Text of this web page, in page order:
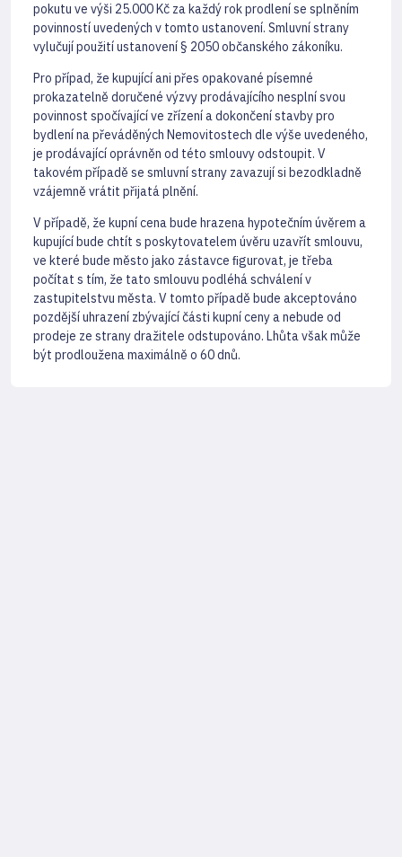
pokutu ve výši 25.000 Kč za každý rok prodlení se splněním
povinností uvedených v tomto ustanovení. Smluvní strany
vylučují použití ustanovení § 2050 občanského zákoníku.
Pro případ, že kupující ani přes opakované písemné
prokazatelně doručené výzvy prodávajícího nesplní svou
povinnost spočívající ve zřízení a dokončení stavby pro
bydlení na převáděných Nemovitostech dle výše uvedeného,
je prodávající oprávněn od této smlouvy odstoupit. V
takovém případě se smluvní strany zavazují si bezodkladně
vzájemně vrátit přijatá plnění.
V případě, že kupní cena bude hrazena hypotečním úvěrem a
kupující bude chtít s poskytovatelem úvěru uzavřít smlouvu,
ve které bude město jako zástavce ﬁgurovat, je třeba
počítat s tím, že tato smlouvu podléhá schválení v
zastupitelstvu města. V tomto případě bude akceptováno
pozdější uhrazení zbývající části kupní ceny a nebude od
prodeje ze strany dražitele odstupováno. Lhůta však může
být prodloužena maximálně o 60 dnů.